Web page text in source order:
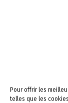
Pour offrir les
telles que les